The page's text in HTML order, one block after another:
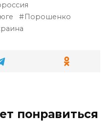
Порошенко
понравиться